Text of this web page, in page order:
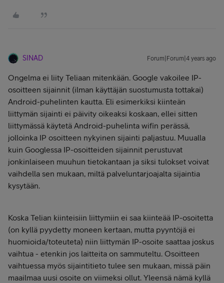
SINAD Forum|Forum|4 years ago
Ongelma ei liity Teliaan mitenkään. Google vakoilee IP-
osoitteen sijainnit (ilman käyttäjän suostumusta tottakai)
Android-puhelinten kautta. Eli esimerkiksi kiinteän
liittymän sijainti ei päivity oikeaksi koskaan, ellei sitten
liittymässä käytetä Android-puhelinta wifin perässä,
jolloinka IP osoitteen nykyinen sijainti paljastuu. Muualla
kuin Googlessa IP-osoitteiden sijainnit perustuvat
jonkinlaiseen muuhun tietokantaan ja siksi tulokset voivat
vaihdella sen mukaan, miltä palveluntarjoajalta sijaintia
kysytään.
Koska Telian kiinteisiin liittymiin ei saa kiinteää IP-osoitetta
(on kyllä pyydetty moneen kertaan, mutta pyyntöjä ei
huomioida/toteuteta) niin liittymän IP-osoite saattaa joskus
vaihtua - etenkin jos laitteita on sammuteltu. Osoitteen
vaihtuessa myös sijaintitieto tulee sen mukaan, missä päin
maailmaa uusi osoite on viimeksi ollut. Yleensä nämä kyllä